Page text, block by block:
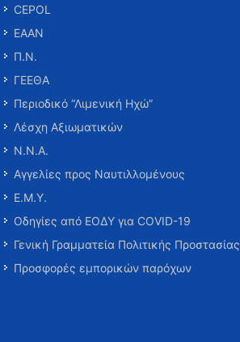
CEPOL
ΕΑΑΝ
Π.Ν.
ΓΕΕΘΑ
Περιοδικό “Λιμενική Ηχώ”
Λέσχη Αξιωματικών
Ν.Ν.Α.
Αγγελίες προς Ναυτιλλομένους
Ε.Μ.Υ.
Οδηγίες από ΕΟΔΥ για COVID-19
Γενική Γραμματεία Πολιτικής Προστασίας
Προσφορές εμπορικών παρόχων